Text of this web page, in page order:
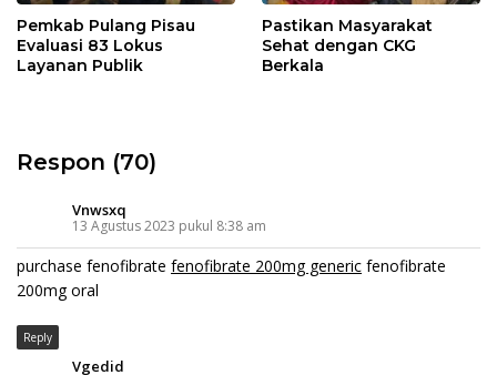
Pemkab Pulang Pisau
Evaluasi 83 Lokus
Layanan Publik
Pastikan Masyarakat
Sehat dengan CKG
Berkala
Respon (70)
Vnwsxq
13 Agustus 2023 pukul 8:38 am
purchase fenofibrate fenofibrate 200mg generic fenofibrate
200mg oral
Reply
Vgedid